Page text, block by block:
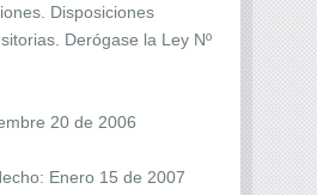
Disposiciones
Derógase la Ley Nº
20 de 2006
Enero 15 de 2007